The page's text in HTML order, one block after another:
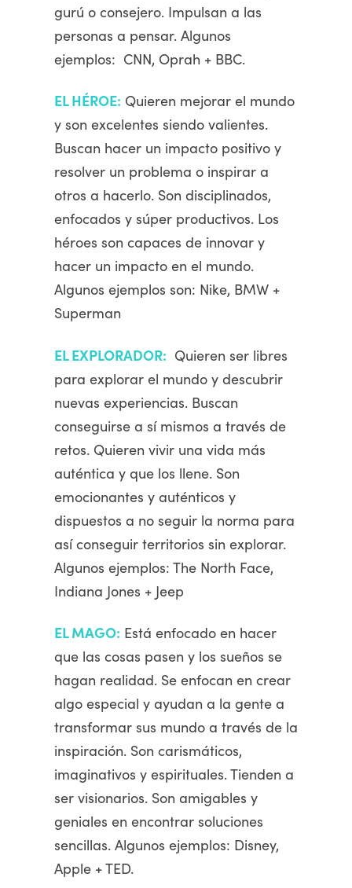
gurú o consejero. Impulsan a las
personas a pensar. Algunos
ejemplos: CNN, Oprah + BBC.
EL HÉROE: Quieren mejorar el mundo
y son excelentes siendo valientes.
Buscan hacer un impacto positivo y
resolver un problema o inspirar a
otros a hacerlo. Son disciplinados,
enfocados y súper productivos. Los
héroes son capaces de innovar y
hacer un impacto en el mundo.
Algunos ejemplos son: Nike, BMW +
Superman
EL EXPLORADOR: Quieren ser libres
para explorar el mundo y descubrir
nuevas experiencias. Buscan
conseguirse a sí mismos a través de
retos. Quieren vivir una vida más
auténtica y que los llene. Son
emocionantes y auténticos y
dispuestos a no seguir la norma para
así conseguir territorios sin explorar.
Algunos ejemplos: The North Face,
Indiana Jones + Jeep
EL MAGO: Está enfocado en hacer
que las cosas pasen y los sueños se
hagan realidad. Se enfocan en crear
algo especial y ayudan a la gente a
transformar sus mundo a través de la
inspiración. Son carismáticos,
imaginativos y espirituales. Tienden a
ser visionarios. Son amigables y
geniales en encontrar soluciones
sencillas. Algunos ejemplos: Disney,
Apple + TED.